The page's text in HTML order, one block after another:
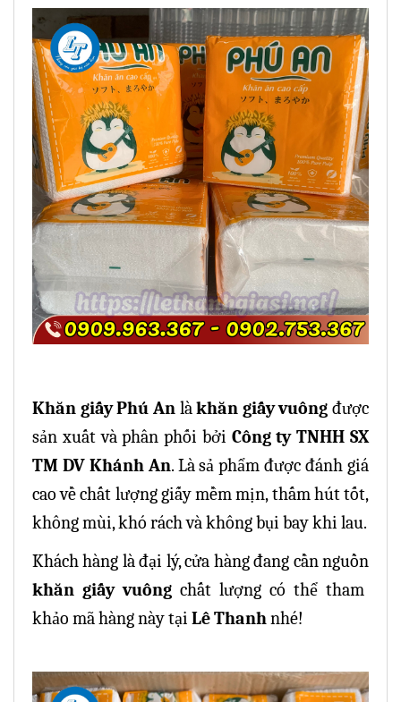
Khăn giấy Phú Anlàkhăn giấy vuông được
sản xuất và phân phối bởi Công ty TNHH SX
TM DV Khánh An. Là sả phẩm được đánh giá
cao về chất lượng giấy mềm mịn, thấm hút tốt,
không mùi, khó rách và không bụi bay khi lau.
Khách hàng là đại lý, cửa hàng đang cần nguồn
khăn giấy vuông chất lượng có thể tham
khảo mã hàng này tại Lê Thanh nhé!